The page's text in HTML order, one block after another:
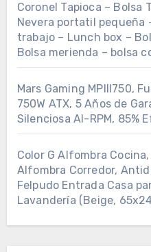
Coronel Tapioca – Bolsa
Nevera portatil pequeña
trabajo – Lunch box –
Bolsa merienda – bolsa
Mars Gaming MPIII750,
750W ATX, 5 Años de
Silenciosa AI-RPM, 85%
Color G Alfombra
Alfombra Corredor,
Felpudo Entrada Casa
Lavandería (Beige,